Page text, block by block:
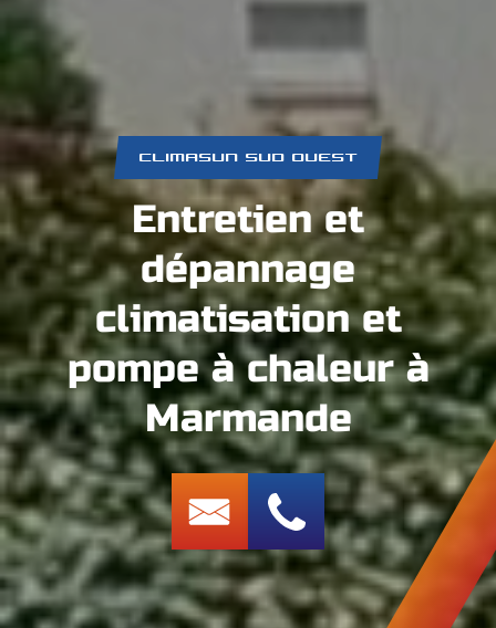
CLIMASUN SUD OUEST
Entretien et
dépannage
climatisation et
pompe à chaleur à
Marmande